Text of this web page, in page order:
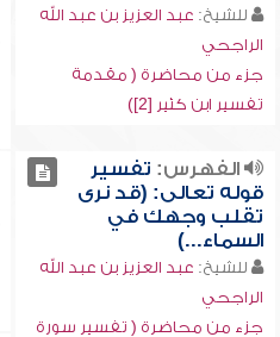
للشيخ: عبد العزيز بن عبد الله
الراجحي
جزء من محاضرة ( مقدمة
تفسير ابن كثير [2])
الفهرس: تفسير
قوله تعالى: (قد نرى
تقلب وجهك في
السماء...)
للشيخ: عبد العزيز بن عبد الله
الراجحي
جزء من محاضرة ( تفسير سورة